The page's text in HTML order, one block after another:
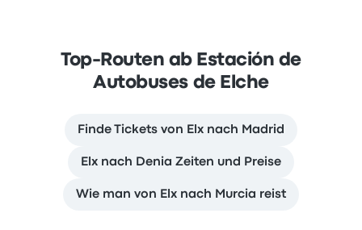
Top-Routen ab Estación de
Autobuses de Elche
Finde Tickets von Elx nach Madrid
Elx nach Denia Zeiten und Preise
Wie man von Elx nach Murcia reist